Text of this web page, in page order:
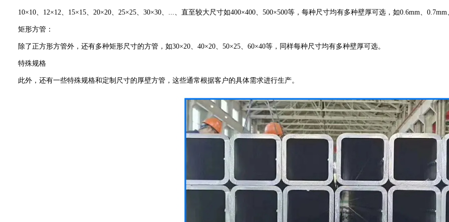
10×10、12×12、15×15、20×20、25×25、30×30、...、直至较大尺寸如400×400、500×500等，每种尺寸均有多种壁厚可选，如0.6mm、
矩形方管：
除了正方形方管外，还有多种矩形尺寸的方管，如30×20、40×20、50×25、60×40等，同样每种尺寸均有多种壁厚可选。
特殊规格
此外，还有一些特殊规格和定制尺寸的厚壁方管，这些通常根据客户的具体需求进行生产。